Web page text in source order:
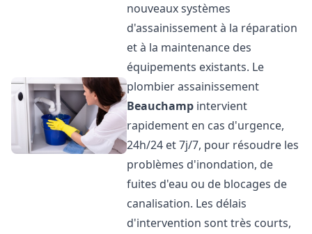
nouveaux systèmes
d'assainissement à la réparation
et à la maintenance des
équipements existants. Le
plombier assainissement
Beauchamp intervient
rapidement en cas d'urgence,
24h/24 et 7j/7, pour résoudre les
problèmes d'inondation, de
fuites d'eau ou de blocages de
canalisation. Les délais
d'intervention sont très courts,